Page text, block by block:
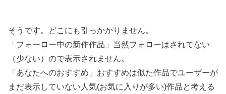
そうです。どこにも引っかかりません。
「フォーロー中の新作作品」当然フォローはされてない
（少ない）ので表示されません。
「あなたへのおすすめ」おすすめは似た作品でユーザーが
まだ表示していない人気(お気に入りが多い)作品と考える